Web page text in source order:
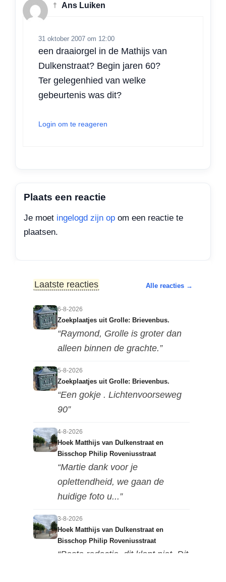
† Ans Luiken
31 oktober 2007 om 12:00
een draaiorgel in de Mathijs van
Dulkenstraat? Begin jaren 60?
Ter gelegenhied van welke
gebeurtenis was dit?
Login om te reageren
Plaats een reactie
Je moet ingelogd zijn op om een reactie te
plaatsen.
Laatste reacties Alle reacties →
6-8-2026
Zoekplaatjes uit Grolle: Brievenbus.
“Raymond, Grolle is groter dan
alleen binnen de grachte.”
5-8-2026
Zoekplaatjes uit Grolle: Brievenbus.
“Een gokje . Lichtenvoorseweg
90”
4-8-2026
Hoek Matthijs van Dulkenstraat en
Bisschop Philip Roveniusstraat
“Martie dank voor je
oplettendheid, we gaan de
huidige foto u...”
3-8-2026
Hoek Matthijs van Dulkenstraat en
Bisschop Philip Roveniusstraat
“Beste redactie, dit klopt niet. Dit